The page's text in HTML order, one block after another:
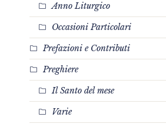
Anno Liturgico
Occasioni Particolari
Prefazioni e Contributi
Preghiere
Il Santo del mese
Varie